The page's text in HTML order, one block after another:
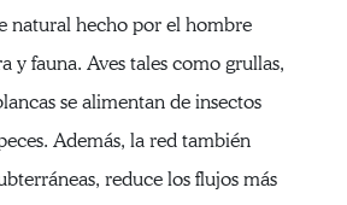
natural hecho por el hombre
y fauna. Aves tales como grullas,
se alimentan de insectos
Además, la red también
reduce los flujos más